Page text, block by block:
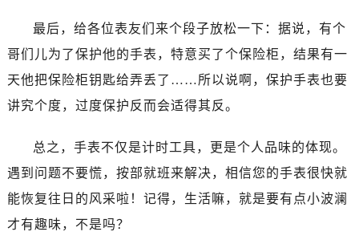
最后，给各位表友们来个段子放松一下：据说，有个
哥们儿为了保护他的手表，特意买了个保险柜，结果有一
天他把保险柜钥匙给弄丢了……所以说啊，保护手表也要
讲究个度，过度保护反而会适得其反。
总之，手表不仅是计时工具，更是个人品味的体现。
遇到问题不要慌，按部就班来解决，相信您的手表很快就
能恢复往日的风采啦！记得，生活嘛，就是要有点小波澜
才有趣味，不是吗？